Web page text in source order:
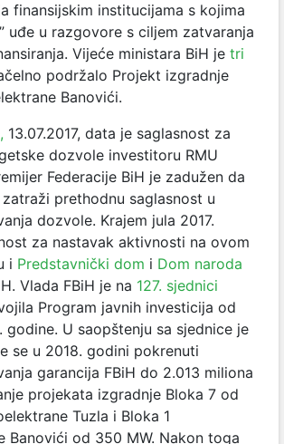
finansijskim institucijama s kojima
uđe u razgovore s ciljem zatvaranja
Vijeće ministara BiH je tri
podržalo Projekt izgradnje
Banovići.
13.07.2017, data je saglasnost za
dozvole investitoru RMU
Federacije BiH je zadužen da
prethodnu saglasnost u
dozvole. Krajem jula 2017.
za nastavak aktivnosti na ovom
i Predstavnički dom i Dom naroda
Vlada FBiH je na 127. sjednici
Program javnih investicija od
godine. U saopštenju sa sjednice je
se u 2018. godini pokrenuti
garancija FBiH do 2.013 miliona
projekata izgradnje Bloka 7 od
Tuzla i Bloka 1
Banovići od 350 MW. Nakon toga